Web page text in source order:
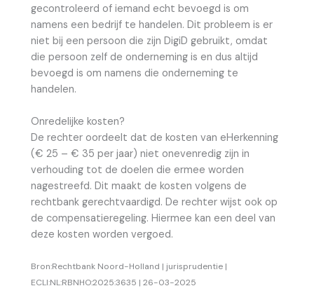
gecontroleerd of iemand echt bevoegd is om
namens een bedrijf te handelen. Dit probleem is er
niet bij een persoon die zijn DigiD gebruikt, omdat
die persoon zelf de onderneming is en dus altijd
bevoegd is om namens die onderneming te
handelen.
Onredelijke kosten?
De rechter oordeelt dat de kosten van eHerkenning
(€ 25 – € 35 per jaar) niet onevenredig zijn in
verhouding tot de doelen die ermee worden
nagestreefd. Dit maakt de kosten volgens de
rechtbank gerechtvaardigd. De rechter wijst ook op
de compensatieregeling. Hiermee kan een deel van
deze kosten worden vergoed.
Bron:Rechtbank Noord-Holland | jurisprudentie |
ECLI:NL:RBNHO:2025:3635 | 26-03-2025